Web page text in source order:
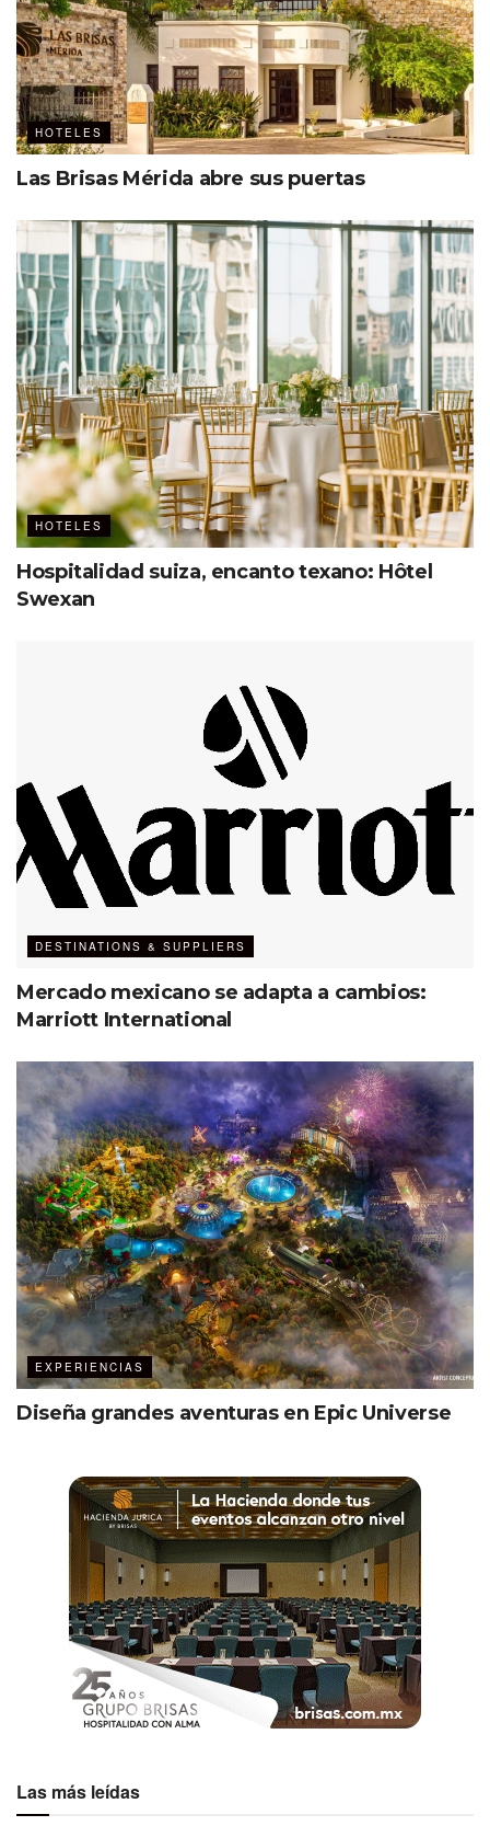
HOTELES
Las Brisas Mérida abre sus puertas
HOTELES
Hospitalidad suiza, encanto texano: Hôtel
Swexan
DESTINATIONS & SUPPLIERS
Mercado mexicano se adapta a cambios:
Marriott International
EXPERIENCIAS
Diseña grandes aventuras en Epic Universe
Las más leídas